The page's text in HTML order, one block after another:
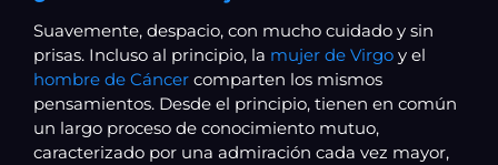
Suavemente, despacio, con mucho cuidado y sin
prisas. Incluso al principio, la mujer de Virgo y el
hombre de Cáncer comparten los mismos
pensamientos. Desde el principio, tienen en común
un largo proceso de conocimiento mutuo,
caracterizado por una admiración cada vez mayor,